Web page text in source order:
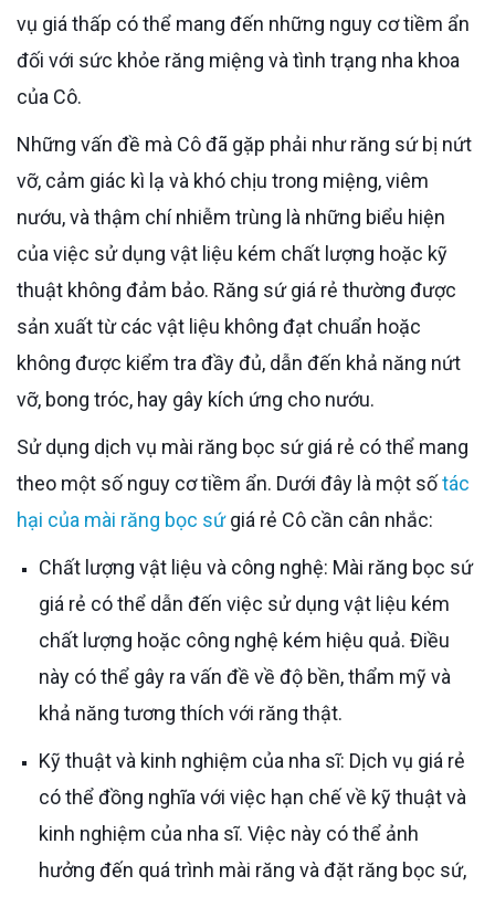
vụ giá thấp có thể mang đến những nguy cơ tiềm ẩn
đối với sức khỏe răng miệng và tình trạng nha khoa
của Cô.
Những vấn đề mà Cô đã gặp phải như răng sứ bị nứt
vỡ, cảm giác kì lạ và khó chịu trong miệng, viêm
nướu, và thậm chí nhiễm trùng là những biểu hiện
của việc sử dụng vật liệu kém chất lượng hoặc kỹ
thuật không đảm bảo. Răng sứ giá rẻ thường được
sản xuất từ các vật liệu không đạt chuẩn hoặc
không được kiểm tra đầy đủ, dẫn đến khả năng nứt
vỡ, bong tróc, hay gây kích ứng cho nướu.
Sử dụng dịch vụ mài răng bọc sứ giá rẻ có thể mang
theo một số nguy cơ tiềm ẩn. Dưới đây là một sốtác
hại của mài răng bọc sứgiá rẻ Cô cần cân nhắc:
Chất lượng vật liệu và công nghệ: Mài răng bọc sứ
giá rẻ có thể dẫn đến việc sử dụng vật liệu kém
chất lượng hoặc công nghệ kém hiệu quả. Điều
này có thể gây ra vấn đề về độ bền, thẩm mỹ và
khả năng tương thích với răng thật.
Kỹ thuật và kinh nghiệm của nha sĩ: Dịch vụ giá rẻ
có thể đồng nghĩa với việc hạn chế về kỹ thuật và
kinh nghiệm của nha sĩ. Việc này có thể ảnh
hưởng đến quá trình mài răng và đặt răng bọc sứ,